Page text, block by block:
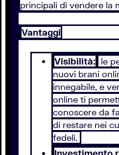
principali di vendere la
Vantaggi
Visibilità: le
nuovi brani
innegabile, e
online ti
conoscere da
di restare nei
fedeli.